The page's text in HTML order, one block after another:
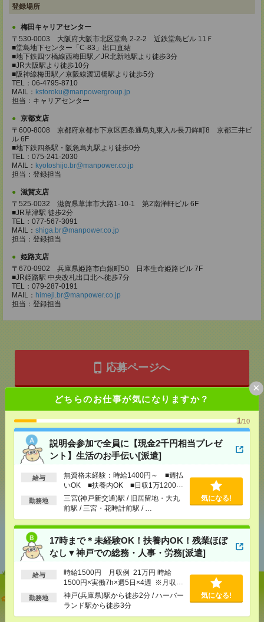
どちらのお仕事が気になりますか？
1/10
説明会参加で全員に【現金2千円相当プレゼ
ント】生活のお手伝い[派遣]
給与
無資格未経験：時給1400円～ ■週払
いOK ■扶養内OK ■日収1万1200円
以上
勤務地
三宮(神戸新交通)駅 / 旧居留地・大丸
前駅 / 三宮・花時計前駅 / …
気になる!
17時まで＊未経験OK！扶養内OK！残業ほぼ
なし▼神戸での総務・人事・労務[派遣]
給与
時給1500円 月収例 21万円 時給
1500円×実働7h×週5日×4週 ※月収例
を保証するものではありません。
勤務地
神戸(兵庫県)駅から徒歩2分 / ハーバー
ランド駅から徒歩3分
気になる!
×
登録場所
梅田キャリアセンター
〒530-0003 大阪府大阪市北区堂島 2-2-2 近鉄堂島ビル 11Ｆ
■堂島地下センター「C-83」出口直結
■地下鉄四ツ橋線西梅田駅／JR北新地駅より徒歩3分
■JR大阪駅より徒歩10分
■阪神線梅田駅／京阪線渡辺橋駅より徒歩5分
TEL：06-4795-8710
MAIL： kstoroku@manpowergroup.jp
担当：キャリアセンター
京都支店
〒600-8008 京都府京都市下京区四条通烏丸東入ル長刀鉾町8 京都三井ビ
ル 6F
■地下鉄四条駅・阪急烏丸駅より徒歩0分
TEL：075-241-2030
MAIL： kyotoshijo.br@manpower.co.jp
担当：登録担当
滋賀支店
〒525-0032 滋賀県草津市大路1-10-1 第2南洋軒ビル 6F
■JR草津駅 徒歩2分
TEL：077-567-3091
MAIL： shiga.br@manpower.co.jp
担当：登録担当
姫路支店
〒670-0902 兵庫県姫路市白銀町50 日本生命姫路ビル 7F
■JR姫路駅 中央改札出口北へ徒歩7分
TEL：079-287-0191
MAIL： himeji.br@manpower.co.jp
担当：登録担当
応募ページへ
気になる！
メールで送る LINEで送る
ツイート ブックマーク
あなたの閲覧履歴からの
おすすめ
説明会参加で全員に【現金2千円相当プレゼント】生
活のお手伝い[派遣]